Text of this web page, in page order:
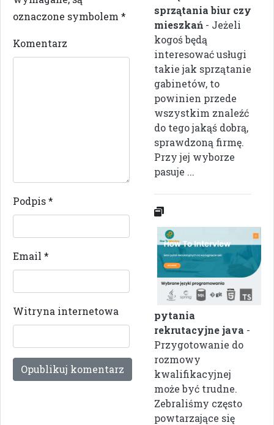
oznaczone symbolem *
Komentarz
Podpis*
Email *
Witryna internetowa
sprzątania biur czy
mieszkań - Jeżeli
kogoś będą
interesować usługi
takie jak sprzątanie
gabinetów, to
powinien przede
wszystkim znaleźć
do tego jakąś dobrą,
sprawdzoną firmę.
Przy jej wyborze
pasuje ...
pytania
rekrutacyjne java -
Przygotowanie do
rozmowy
kwalifikacyjnej
może być trudne.
Zebraliśmy często
powtarzające się